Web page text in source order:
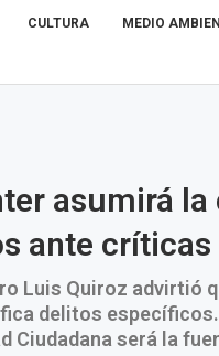
CULTURA MEDIO
asumirá
ante críticas
Luis Quiroz advirtió
delitos
Ciudadana será la